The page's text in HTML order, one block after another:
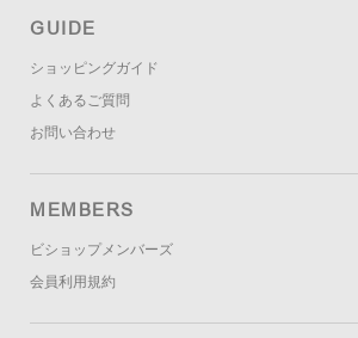
GUIDE
ショッピングガイド
よくあるご質問
お問い合わせ
MEMBERS
ビショップメンバーズ
会員利用規約